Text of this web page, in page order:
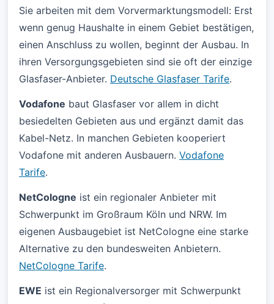
Sie arbeiten mit dem Vorvermarktungsmodell: Erst
wenn genug Haushalte in einem Gebiet bestätigen,
einen Anschluss zu wollen, beginnt der Ausbau. In
ihren Versorgungsgebieten sind sie oft der einzige
Glasfaser-Anbieter. Deutsche Glasfaser Tarife.
Vodafone baut Glasfaser vor allem in dicht
besiedelten Gebieten aus und ergänzt damit das
Kabel-Netz. In manchen Gebieten kooperiert
Vodafone mit anderen Ausbauern. Vodafone
Tarife.
NetCologne ist ein regionaler Anbieter mit
Schwerpunkt im Großraum Köln und NRW. Im
eigenen Ausbaugebiet ist NetCologne eine starke
Alternative zu den bundesweiten Anbietern.
NetCologne Tarife.
EWE ist ein Regionalversorger mit Schwerpunkt